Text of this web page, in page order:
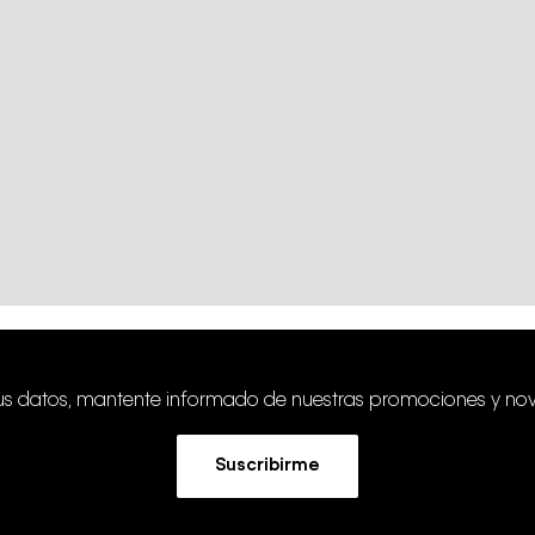
datos, mantente informado de nuestras promociones y
Suscribirme